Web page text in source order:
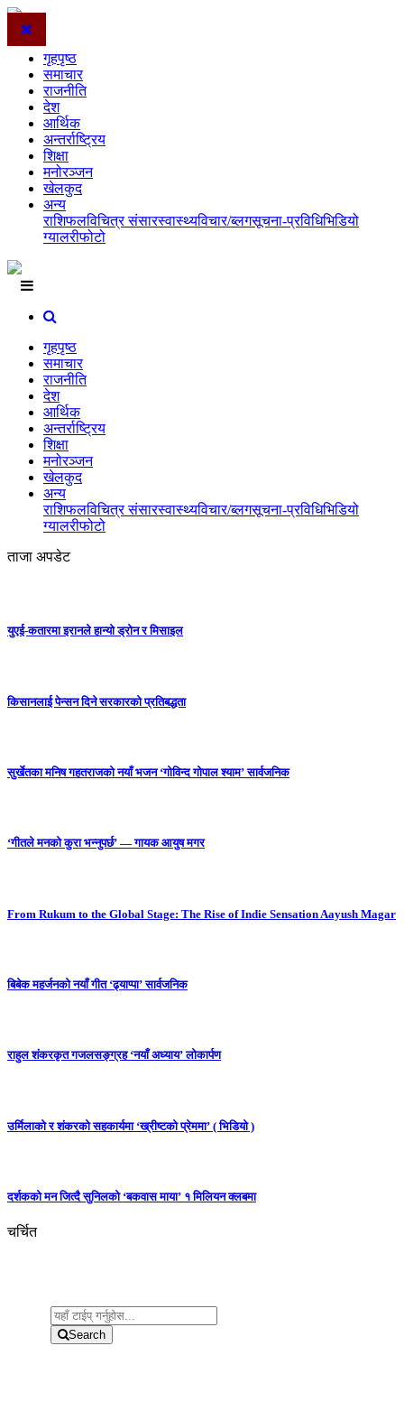
गृहपृष्ठ
समाचार
राजनीति
देश
आर्थिक
अन्तर्राष्ट्रिय
शिक्षा
मनोरञ्जन
खेलकुद
अन्य
राशिफलविचित्र संसारस्वास्थ्यविचार/ब्लगसूचना-प्रविधिभिडियो
ग्यालरीफोटो
गृहपृष्ठ
समाचार
राजनीति
देश
आर्थिक
अन्तर्राष्ट्रिय
शिक्षा
मनोरञ्जन
खेलकुद
अन्य
राशिफलविचित्र संसारस्वास्थ्यविचार/ब्लगसूचना-प्रविधिभिडियो
ग्यालरीफोटो
ताजा अपडेट
युएई-कतारमा इरानले हान्यो ड्रोन र मिसाइल
किसानलाई पेन्सन दिने सरकारको प्रतिबद्धता
सुर्खेतका मनिष गहतराजको नयाँ भजन ‘गोविन्द गोपाल श्याम’ सार्वजनिक
‘गीतले मनको कुरा भन्नुपर्छ’ — गायक आयुष मगर
From Rukum to the Global Stage: The Rise of Indie Sensation Aayush Magar
बिबेक महर्जनको नयाँ गीत ‘ढ्याप्पा’ सार्वजनिक
राहुल शंकरकृत गजलसङ्ग्रह ‘नयाँ अध्याय’ लोकार्पण
उर्मिलाको र शंकरको सहकार्यमा ‘ख्रीष्टको प्रेममा’ ( भिडियो )
दर्शकको मन जित्दै सुनिलको ‘बकवास माया’ १ मिलियन क्लबमा
चर्चित
Search